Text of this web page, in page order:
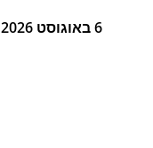
6 באוגוסט 2026 19:55